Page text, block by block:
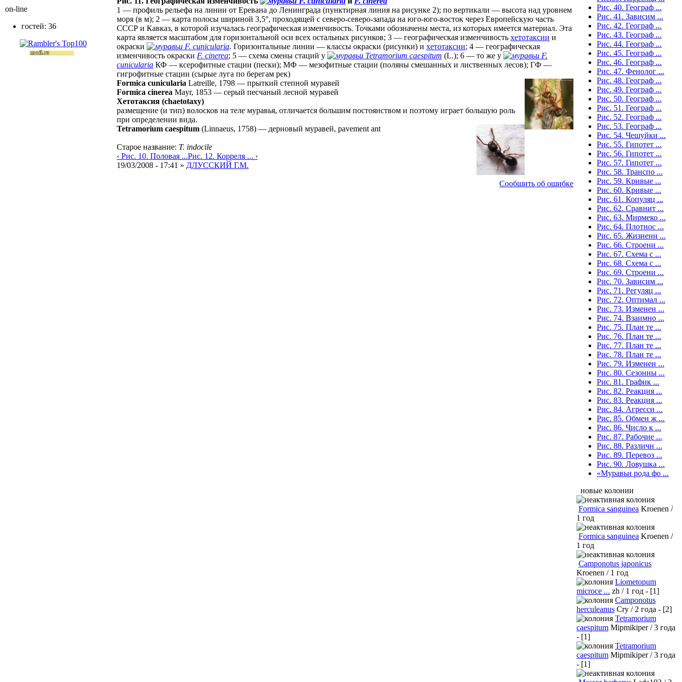
1 — профиль рельефа на линии от Еревана до Ленинграда (пунктирная линия на рисунке 2); по вертикали — высота над уровнем
моря (в м); 2 — карта полосы шириной 3,5°, проходящей с северо-северо-запада на юго-юго-восток через Европейскую часть
СССР и Кавказ, в которой изучалась географическая изменчивость. Точками обозначены места, из которых имеется материал. Эта
карта является масштабом для горизонтальной оси всех остальных рисунков; 3 — географическая изменчивость хетотаксии и
окраски
F. cunicularia. Горизонтальные линии — классы окраски (рисунки) и хетотаксии; 4 — географическая
изменчивость окраски F. cinerea; 5 — схема смены стаций у Tetramorium caespitum (L.); 6 — то же у
F.
cunicularia КФ — ксерофитные стации (пески); МФ — мезофитные стации (поляны смешанных и лиственных лесов); ГФ —
гигрофитные стации (сырые луга по берегам рек)
Formica cunicularia Latreille, 1798 — прыткий степной муравей
Formica cinerea Mayr, 1853 — серый песчаный лесной муравей
Хетотаксия (chaetotaxy)
размещение (и тип) волосков на теле муравья, отличается большим постоянством и поэтому играет большую роль
при определении вида.
Tetramorium caespitum (Linnaeus, 1758) — дерновый муравей, pavement ant
Старое название: T. indocile
‹ Рис. 10. Половая ...Рис. 12. Корреля ... ›
19/03/2008 - 17:41 » ДЛУССКИЙ Г.М.
Сообщить об ошибке
on-line
гостей: 36
Рис. 40. Географ ...
Рис. 41. Зависим ...
Рис. 42. Географ ...
Рис. 43. Географ ...
Рис. 44. Географ ...
Рис. 45. Географ ...
Рис. 46. Географ ...
Рис. 47. Фенолог ...
Рис. 48. Географ ...
Рис. 49. Географ ...
Рис. 50. Географ ...
Рис. 51. Географ ...
Рис. 52. Географ ...
Рис. 53. Географ ...
Рис. 54. Чешуйки ...
Рис. 55. Гипотет ...
Рис. 56. Гипотет ...
Рис. 57. Гипотет ...
Рис. 58. Транспо ...
Рис. 59. Кривые ...
Рис. 60. Кривые ...
Риc. 61. Копуляц ...
Рис. 62. Сравнит ...
Рис. 63. Мирмеко ...
Рис. 64. Плотнос ...
Рис. 65. Жизненн ...
Рис. 66. Строени ...
Рис. 67. Схема с ...
Рис. 68. Схема с ...
Рис. 69. Строени ...
Рис. 70. Зависим ...
Рис. 71. Регуляц ...
Рис. 72. Оптимал ...
Рис. 73. Изменен ...
Рис. 74. Взаимно ...
Рис. 75. План те ...
Рис. 76. План те ...
Рис. 77. План те ...
Рис. 78. План те ...
Рис. 79. Изменен ...
Рис. 80. Сезонны ...
Рис. 81. График ...
Рис. 82. Реакция ...
Рис. 83. Реакция ...
Рис. 84. Агресси ...
Рис. 85. Обмен ж ...
Рис. 86. Число к ...
Рис. 87. Рабочие ...
Рис. 88. Различн ...
Рис. 89. Перевоз ...
Рис. 90. Ловушка ...
«Муравьи рода фо ...
новые колонии
Formica sanguinea Kroenen /
1 год
Formica sanguinea Kroenen /
1 год
Camponotus japonicus
Kroenen / 1 год
Liometopum
microce ... zh / 1 год - [1]
Camponotus
herculeanus Cry / 2 года - [2]
Tetramorium
caespitum Mipmikiper / 3 года
- [1]
Tetramorium
caespitum Mipmikiper / 3 года
- [1]